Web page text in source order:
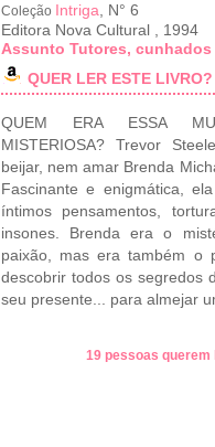
Coleção Intriga , N° 6
Editora Nova Cultural
1994
Assunto Tutores,
QUER LER ESTE LIVRO?
QUEM ERA ESSA
MISTERIOSA? Trevor
beijar, nem amar Brenda
Fascinante e enigmática,
íntimos pensamentos,
insones. Brenda era o
paixão, mas era também o
descobrir todos os segredos
seu presente... para almejar
19 pessoas